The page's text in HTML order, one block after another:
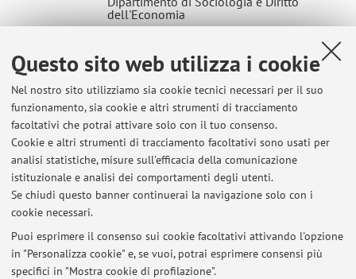
Questo sito web utilizza i cookie
Nel nostro sito utilizziamo sia cookie tecnici necessari per il suo
funzionamento, sia cookie e altri strumenti di tracciamento
facoltativi che potrai attivare solo con il tuo consenso.
Cookie e altri strumenti di tracciamento facoltativi sono usati per
analisi statistiche, misure sull'efficacia della comunicazione
istituzionale e analisi dei comportamenti degli utenti.
Se chiudi questo banner continuerai la navigazione solo con i
cookie necessari.
Puoi esprimere il consenso sui cookie facoltativi attivando l'opzione
in "Personalizza cookie" e, se vuoi, potrai esprimere consensi più
specifici in "Mostra cookie di profilazione".
dell'Economia
Contatti
E-mail: luca.negrogno2@unibo.it
Dipartimento di Sociologia e Diritto dell'Economia
Strada Maggiore 45, Bologna - Vai alla mappa
Ultimi avvisi